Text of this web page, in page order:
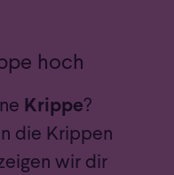
hoch
Krippe?
die Krippen
wir dir